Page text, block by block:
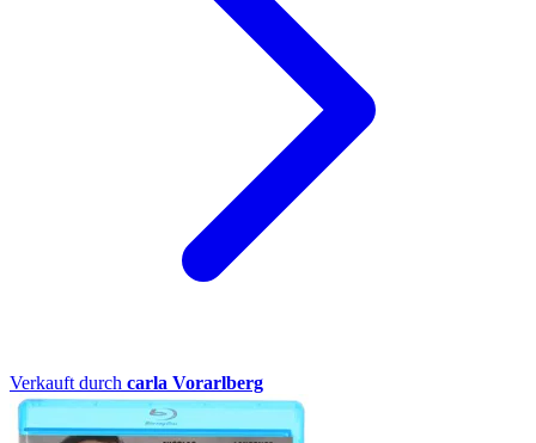
Verkauft durch carla Vorarlberg